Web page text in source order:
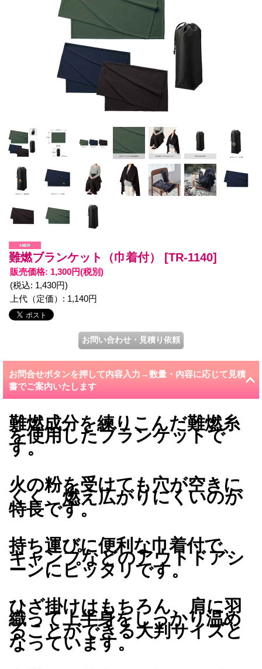
難燃ブランケット（巾着付） [TR-1140]
販売価格: 1,300円(税別)
(税込: 1,430円)
上代（定価） : 1,140円
お問合せボタンを押して内容入力→数量・内容に応じて見積
書でご案内いたします
難燃成分を練りこんだ難燃糸
を使用したブランケットで
す。
火の粉を受けても穴が空きに
くく、燃え広がりにくいのが
特長です。
持ち運びに便利な巾着付で、
キャンプなどのアウトドアシ
ーンにピッタリです。
ひざ掛けはもちろん、肩に羽
織って上半身をしっかり温め
ることができる大判サイズと
なっています。